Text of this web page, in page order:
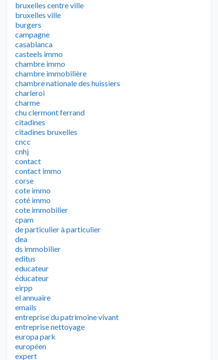
bruxelles centre ville
bruxelles ville
burgers
campagne
casablanca
casteels immo
chambre immo
chambre immobilière
chambre nationale des huissiers
charleroi
charme
chu clermont ferrand
citadines
citadines bruxelles
cncc
cnhj
contact
contact immo
corse
cote immo
coté immo
cote immobilier
cpam
de particulier à particulier
dea
ds immobilier
editus
educateur
éducateur
eirpp
el annuaire
emails
entreprise du patrimoine vivant
entreprise nettoyage
europa park
européen
expert